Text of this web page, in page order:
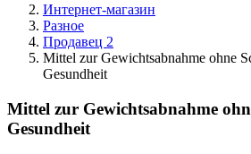
Интернет-магазин
Разное
Продавец 2
Mittel zur Gewichtsabnahme ohne
Gesundheit
Mittel zur Gewichtsabnahme
Gesundheit